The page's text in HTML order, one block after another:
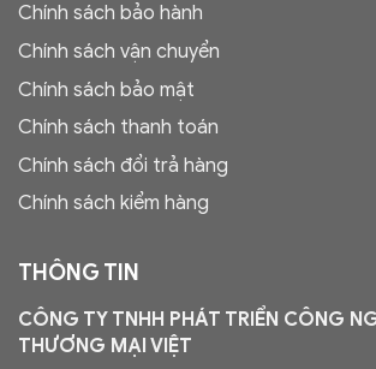
Chính sách bảo hành
Chính sách vận chuyển
Chính sách bảo mật
Chính sách thanh toán
Chính sách đổi trả hàng
Chính sách kiểm hàng
THÔNG TIN
CÔNG TY TNHH PHÁT TRIỂN CÔNG
THƯƠNG MẠI VIỆT